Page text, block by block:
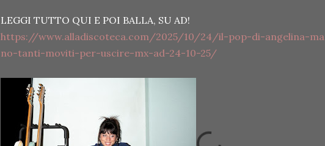
LEGGI TUTTO QUI E POI BALLA, SU AD!
https://www.alladiscoteca.com/2025/10/24/il-pop-di-angelina-
no-tanti-moviti-per-uscire-mx-ad-24-10-25/